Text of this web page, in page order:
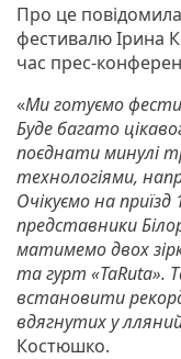
Про це повідомила
фестивалю Ірина
час прес-
«Ми готуємо
Буде багато
поєднати минулі
технологіями,
Очікуємо на
представники
матимемо двох
та гурт «TaRuta».
встановити
вдягнутих у
Костюшко.